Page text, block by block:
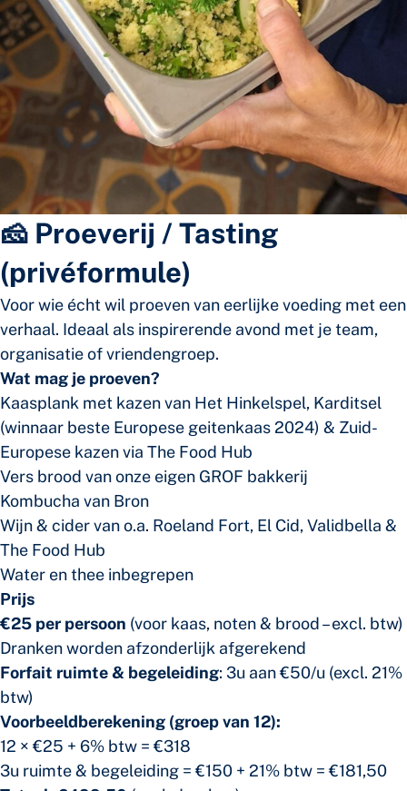
🧀 Proeverij / Tasting
(privéformule)
Voor wie écht wil proeven van eerlijke voeding met een
verhaal. Ideaal als inspirerende avond met je team,
organisatie of vriendengroep.
Wat mag je proeven?
Kaasplank met kazen van Het Hinkelspel, Karditsel
(winnaar beste Europese geitenkaas 2024) & Zuid-
Europese kazen via The Food Hub
Vers brood van onze eigen GROF bakkerij
Kombucha van Bron
Wijn & cider van o.a. Roeland Fort, El Cid, Validbella &
The Food Hub
Water en thee inbegrepen
Prijs
€25 per persoon (voor kaas, noten & brood – excl. btw)
Dranken worden afzonderlijk afgerekend
Forfait ruimte & begeleiding: 3u aan €50/u (excl. 21%
btw)
Voorbeeldberekening (groep van 12):
12 × €25 + 6% btw = €318
3u ruimte & begeleiding = €150 + 21% btw = €181,50